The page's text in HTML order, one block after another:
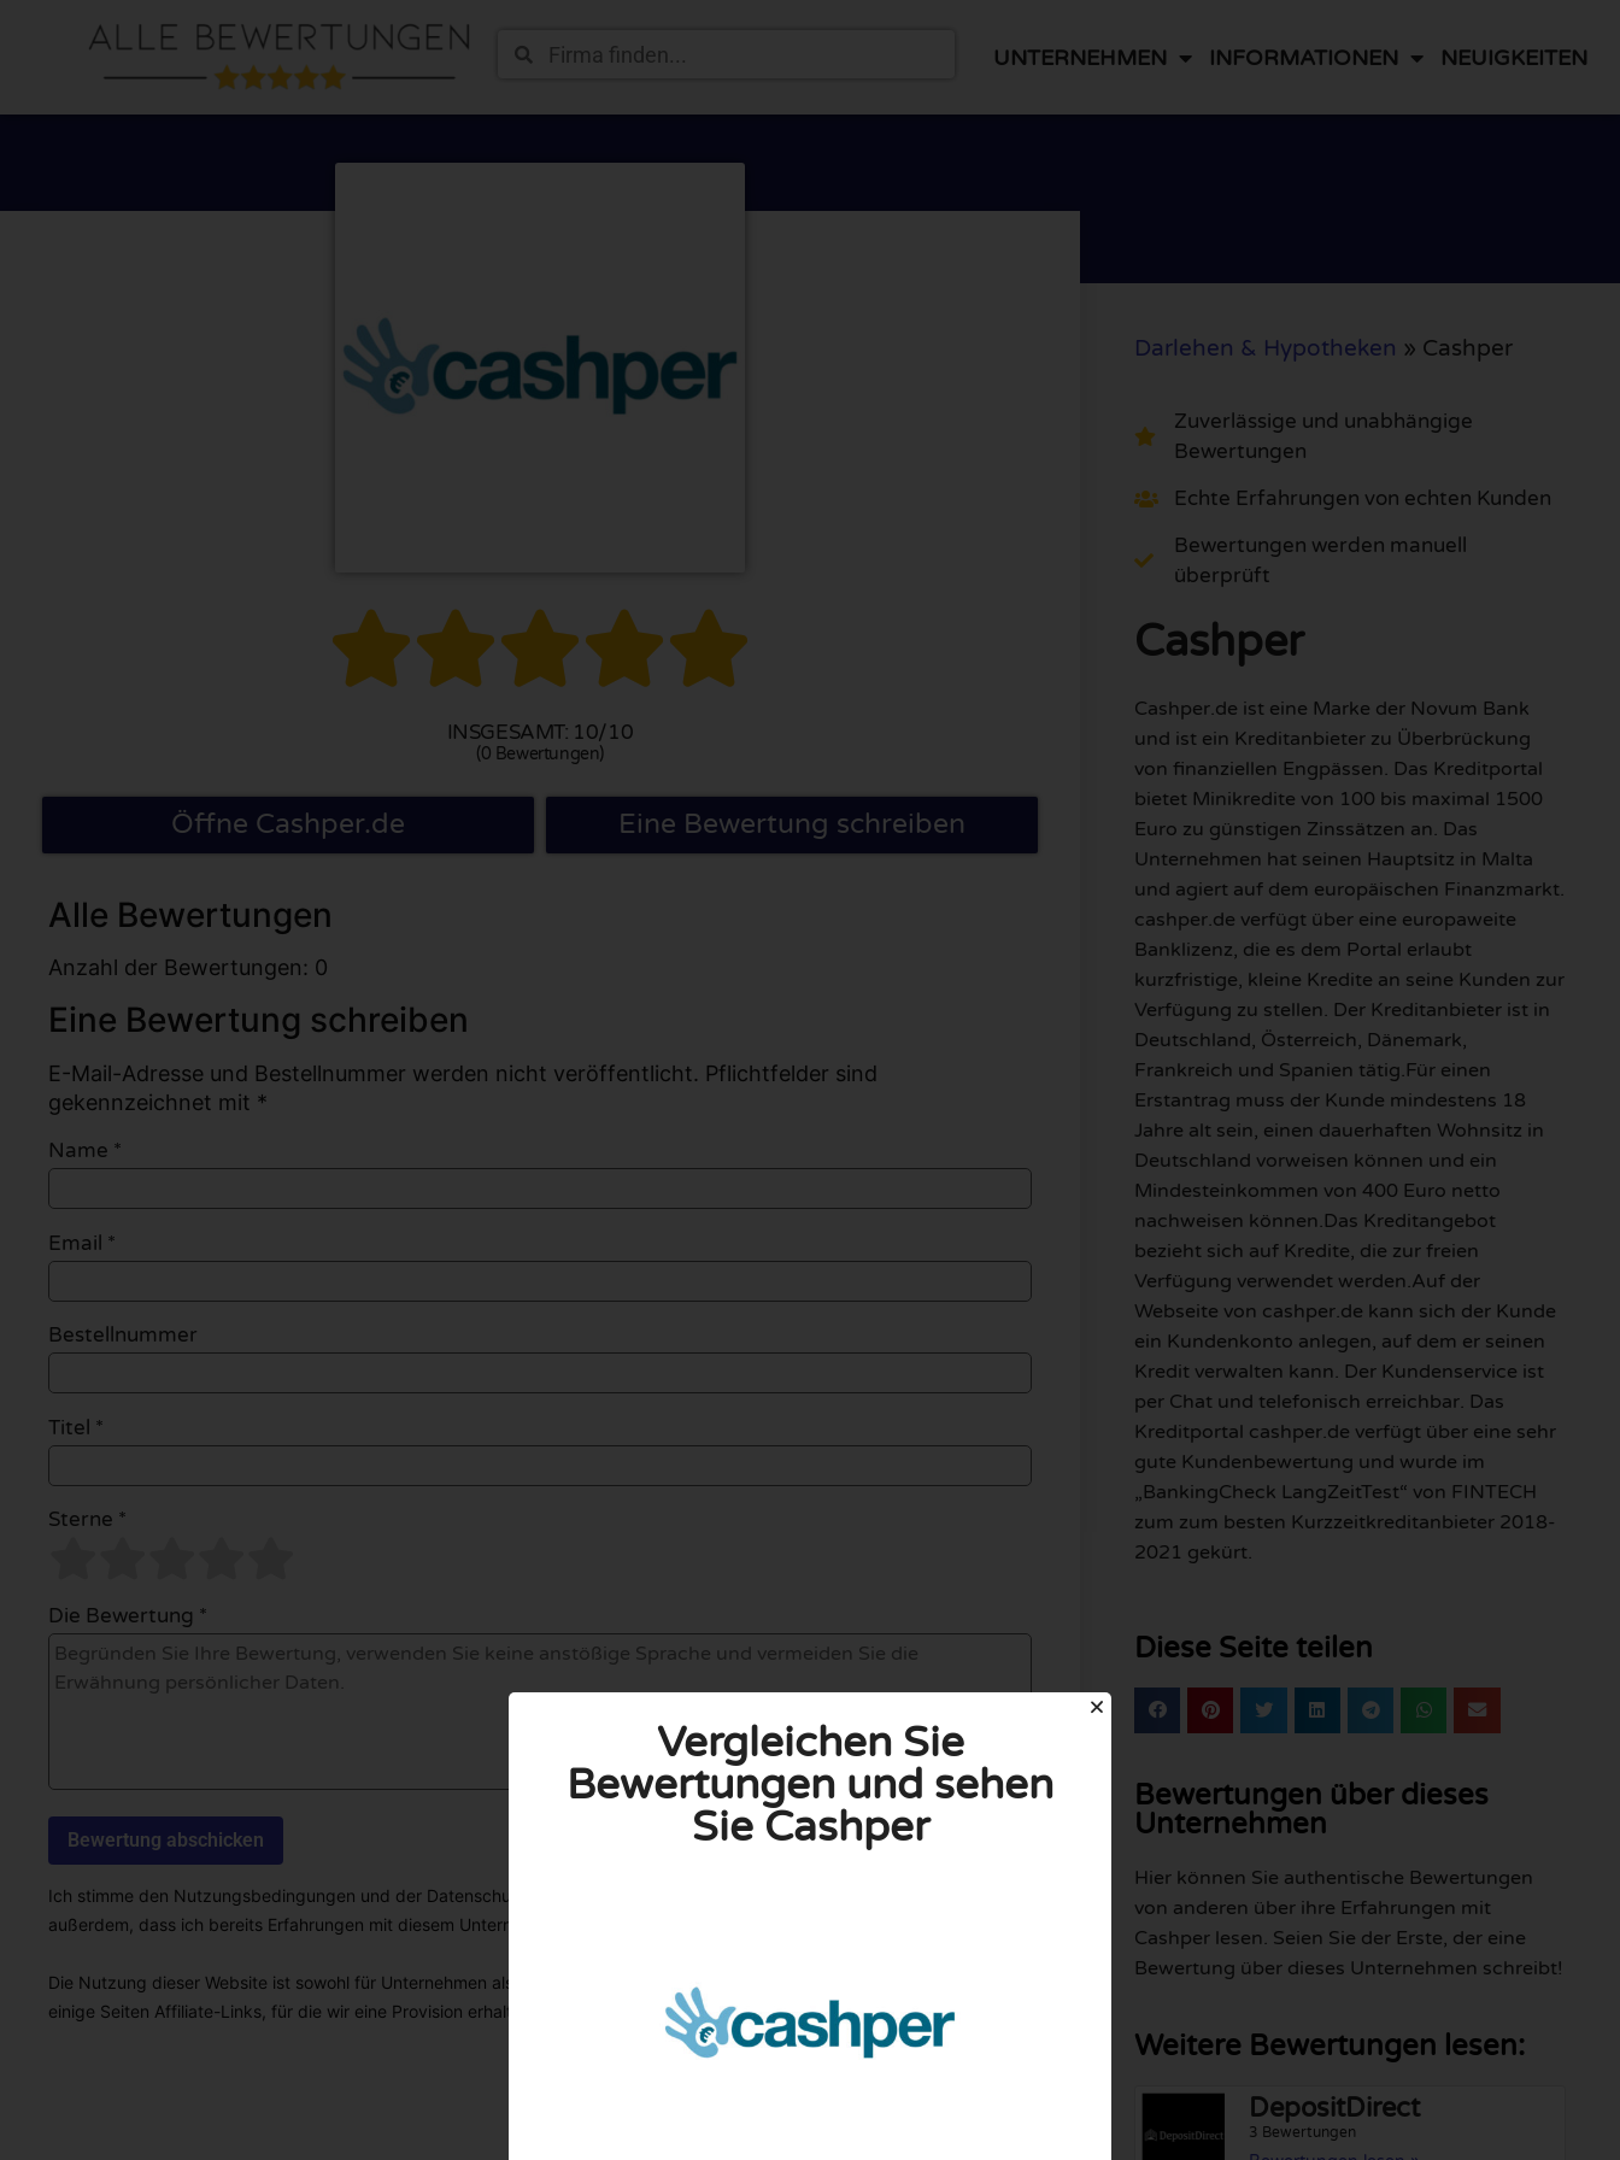
UNTERNEHMEN INFORMATIONEN NEUIGKEITEN

INSGESAMT: 10/10
(0 Bewertungen)
Öffne Cashper.de Eine Bewertung schreiben
Alle Bewertungen
Anzahl der Bewertungen: 0
Eine Bewertung schreiben
E-Mail-Adresse und Bestellnummer werden nicht veröffentlicht. Pflichtfelder sind
gekennzeichnet mit *
Name *
Email *
Bestellnummer
Titel *
Sterne *
Die Bewertung *
Ich stimme den Nutzungsbedingungen und der Datenschutzrichtlinie zu, indem ich diese Bewertung abgebe. Ich erkläre
außerdem, dass ich bereits Erfahrungen mit diesem Unternehmen gemacht habe.
Die Nutzung dieser Website ist sowohl für Unternehmen als auch für Nutzer völlig kostenlos. Aus diesem Grund enthalten
einige Seiten Affiliate-Links, für die wir eine Provision erhalten können.
Darlehen & Hypotheken » Cashper
Zuverlässige und unabhängige
Bewertungen
Echte Erfahrungen von echten Kunden
Bewertungen werden manuell
überprüft
Cashper
Cashper.de ist eine Marke der Novum Bank
und ist ein Kreditanbieter zu Überbrückung
von finanziellen Engpässen. Das Kreditportal
bietet Minikredite von 100 bis maximal 1500
Euro zu günstigen Zinssätzen an. Das
Unternehmen hat seinen Hauptsitz in Malta
und agiert auf dem europäischen Finanzmarkt.
cashper.de verfügt über eine europaweite
Banklizenz, die es dem Portal erlaubt
kurzfristige, kleine Kredite an seine Kunden zur
Verfügung zu stellen. Der Kreditanbieter ist in
Deutschland, Österreich, Dänemark,
Frankreich und Spanien tätig.Für einen
Erstantrag muss der Kunde mindestens 18
Jahre alt sein, einen dauerhaften Wohnsitz in
Deutschland vorweisen können und ein
Mindesteinkommen von 400 Euro netto
nachweisen können.Das Kreditangebot
bezieht sich auf Kredite, die zur freien
Verfügung verwendet werden.Auf der
Webseite von cashper.de kann sich der Kunde
ein Kundenkonto anlegen, auf dem er seinen
Kredit verwalten kann. Der Kundenservice ist
per Chat und telefonisch erreichbar. Das
Kreditportal cashper.de verfügt über eine sehr
gute Kundenbewertung und wurde im
„BankingCheck LangZeitTest“ von FINTECH
zum zum besten Kurzzeitkreditanbieter 2018-
2021 gekürt.
Diese Seite teilen
Bewertungen über dieses
Unternehmen
Hier können Sie authentische Bewertungen
von anderen über ihre Erfahrungen mit
Cashper lesen. Seien Sie der Erste, der eine
Bewertung über dieses Unternehmen schreibt!
Weitere Bewertungen lesen:
DepositDirect
3 Bewertungen
Vergleichen Sie
Bewertungen und sehen
Sie Cashper